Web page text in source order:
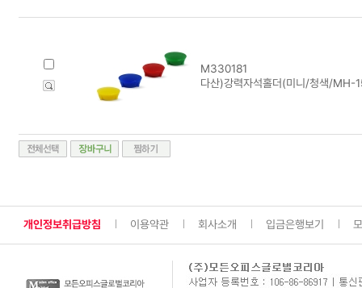
M330181
다산)강력자석홀더(미니/청색/MH-
개인정보취급방침 이용약관 회사소개 입금은행보기